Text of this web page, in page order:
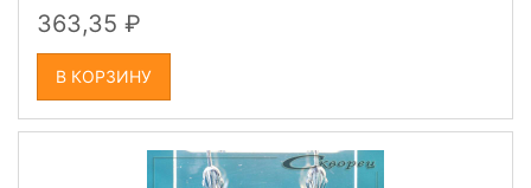
363,35
В КОРЗИНУ